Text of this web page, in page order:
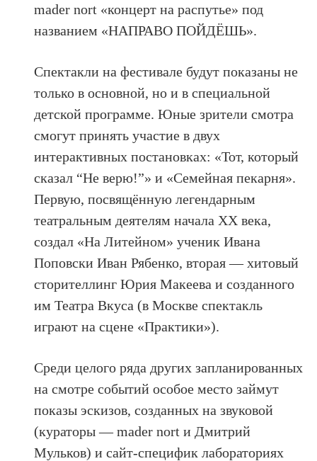
mader nort «концерт на распутье» под
названием «НАПРАВО ПОЙДЁШЬ».
Спектакли на фестивале будут показаны не
только в основной, но и в специальной
детской программе. Юные зрители смотра
смогут принять участие в двух
интерактивных постановках: «Тот, который
сказал “Не верю!”» и «Семейная пекарня».
Первую, посвящённую легендарным
театральным деятелям начала ХХ века,
создал «На Литейном» ученик Ивана
Поповски Иван Рябенко, вторая — хитовый
сторителлинг Юрия Макеева и созданного
им Театра Вкуса (в Москве спектакль
играют на сцене «Практики»).
Среди целого ряда других запланированных
на смотре событий особое место займут
показы эскизов, созданных на звуковой
(кураторы — mader nort и Дмитрий
Мульков) и сайт-специфик лабораториях